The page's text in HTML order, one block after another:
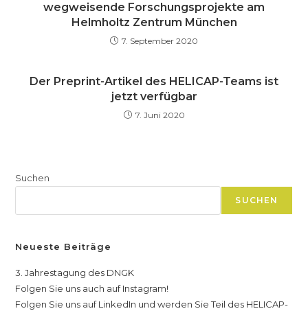
wegweisende Forschungsprojekte am
Helmholtz Zentrum München
7. September 2020
Der Preprint-Artikel des HELICAP-Teams ist
jetzt verfügbar
7. Juni 2020
Suchen
SUCHEN
Neueste Beiträge
3. Jahrestagung des DNGK
Folgen Sie uns auch auf Instagram!
Folgen Sie uns auf LinkedIn und werden Sie Teil des HELICAP-